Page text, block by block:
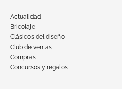
Actualidad
Bricolaje
Clásicos del diseño
Club de ventas
Compras
Concursos y regalos